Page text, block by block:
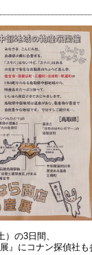
の3日間、
』にコナン探偵社も